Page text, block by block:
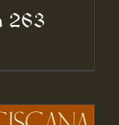
263